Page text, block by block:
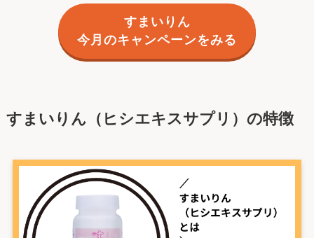
すまいりん
今月のキャンペーンをみる
すまいりん（ヒシエキスサプリ）の特徴